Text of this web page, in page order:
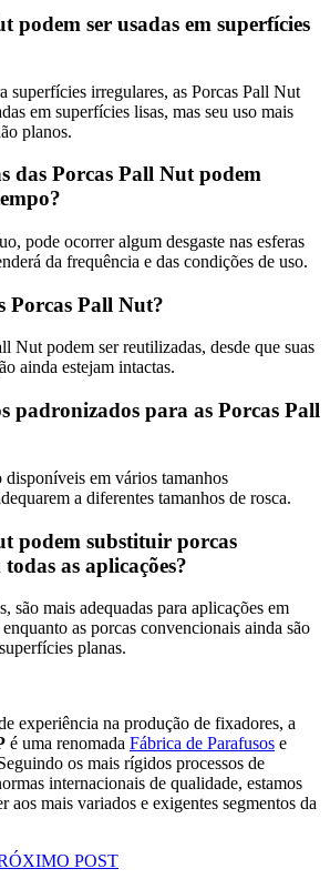
podem ser usadas em superfícies
superfícies irregulares, as Porcas Pall Nut
em superfícies lisas, mas seu uso mais
planos.
das Porcas Pall Nut podem
pode ocorrer algum desgaste nas esferas
da frequência e das condições de uso.
Porcas Pall Nut?
Nut podem ser reutilizadas, desde que suas
ainda estejam intactas.
padronizados para as Porcas Pall
disponíveis em vários tamanhos
a diferentes tamanhos de rosca.
podem substituir porcas
as aplicações?
são mais adequadas para aplicações em
as porcas convencionais ainda são
planas.
experiência na produção de fixadores, a
é uma renomada Fábrica de Parafusos e
os mais rígidos processos de
internacionais de qualidade, estamos
aos mais variados e exigentes segmentos da
POST